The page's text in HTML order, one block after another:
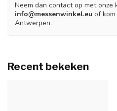
Neem dan contact op met onze
info@messenwinkel.eu of
Antwerpen.
Recent bekeken